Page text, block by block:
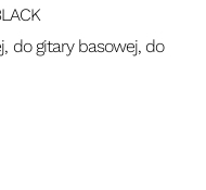
do gitary basowej, do